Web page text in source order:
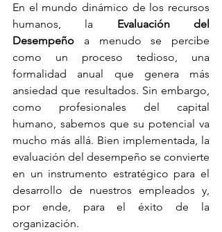
En el mundo dinámico de los recursos
humanos, la Evaluación del
Desempeño a menudo se percibe
como un proceso tedioso, una
formalidad anual que genera más
ansiedad que resultados. Sin embargo,
como profesionales del capital
humano, sabemos que su potencial va
mucho más allá. Bien implementada, la
evaluación del desempeño se convierte
en un instrumento estratégico para el
desarrollo de nuestros empleados y,
por ende, para el éxito de la
organización.